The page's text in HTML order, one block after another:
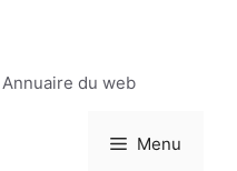
du web
Menu